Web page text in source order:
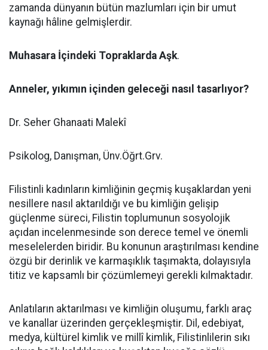
zamanda dünyanın bütün mazlumları için bir umut
kaynağı hâline gelmişlerdir.
Muhasara İçindeki Topraklarda Aşk.
Anneler, yıkımın içinden geleceği nasıl tasarlıyor?
Dr. Seher Ghanaati Malekî
Psikolog, Danışman, Ünv.Öğrt.Grv.
Filistinli kadınların kimliğinin geçmiş kuşaklardan yeni
nesillere nasıl aktarıldığı ve bu kimliğin gelişip
güçlenme süreci, Filistin toplumunun sosyolojik
açıdan incelenmesinde son derece temel ve önemli
meselelerden biridir. Bu konunun araştırılması kendine
özgü bir derinlik ve karmaşıklık taşımakta, dolayısıyla
titiz ve kapsamlı bir çözümlemeyi gerekli kılmaktadır.
Anlatıların aktarılması ve kimliğin oluşumu, farklı araç
ve kanallar üzerinden gerçekleşmiştir. Dil, edebiyat,
medya, kültürel kimlik ve millî kimlik, Filistinlilerin sıkı